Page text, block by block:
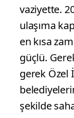
vaziyette.
ulaşıma
en kısa
güçlü.
gerek Özel
şekilde